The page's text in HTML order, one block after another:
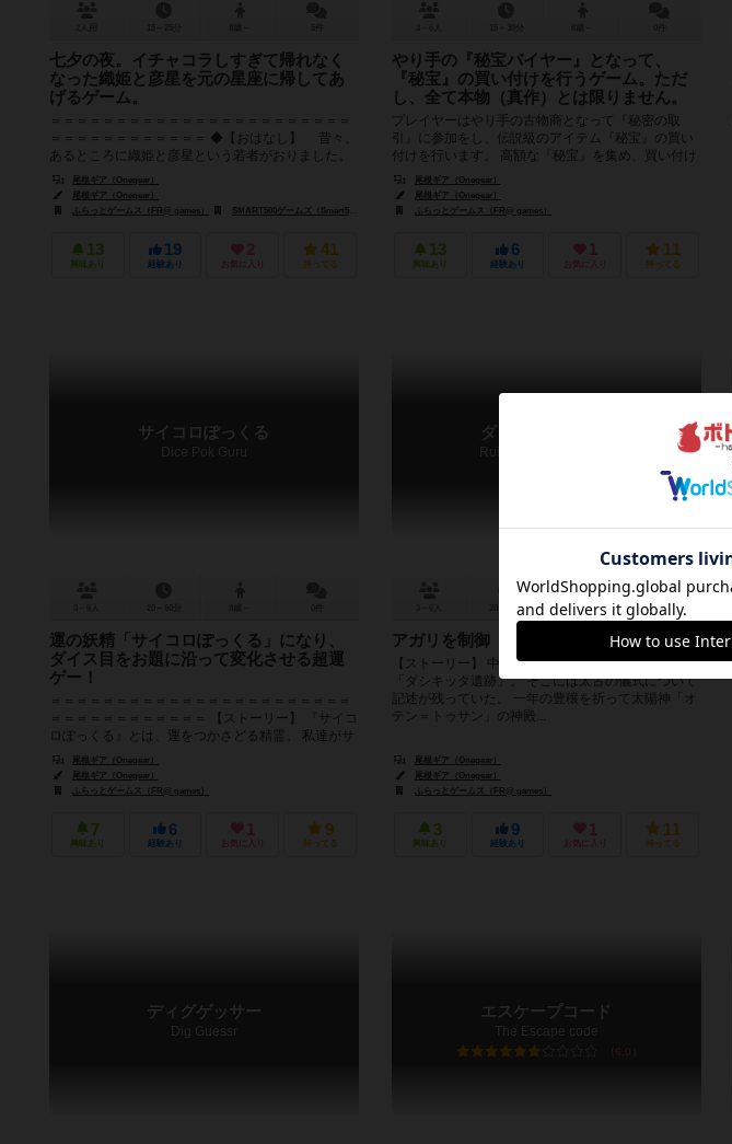
七夕の夜。イチャコラしすぎて帰れなく
なった織姫と彦星を元の星座に帰してあ
げるゲーム。
＝＝＝＝＝＝＝＝＝＝＝＝＝＝＝＝＝＝＝＝＝＝＝
＝＝＝＝＝＝＝＝＝＝＝＝ ◆【おはなし】 昔々、
あるところに織姫と彦星という若者がおりました。
二人はお互いに夫婦（め...
尾根ギア（Onegear）
尾根ギア（Onegear）
ふらっとゲームス（FR@ games）
SMART500ゲームズ（Smart500 Games）
13
興味あり
19
経験あり
2
お気に入り
41
持ってる
やり手の『秘宝バイヤー』となって、
『秘宝』の買い付けを行うゲーム。ただ
し、全て本物（真作）とは限りません。
プレイヤーはやり手の古物商となって『秘密の取
引』に参加をし、伝説級のアイテム『秘宝』の買い
付けを行います。 高額な『秘宝』を集め、買い付け
総額が一番高いプレイヤーが勝者...
尾根ギア（Onegear）
尾根ギア（Onegear）
ふらっとゲームス（FR@ games）
13
興味あり
6
経験あり
1
お気に入り
11
持ってる
サイコロぽっくる
Dice Pok Guru
運の妖精「サイコロぽっくる」になり、
ダイス目をお題に沿って変化させる超運
ゲー！
＝＝＝＝＝＝＝＝＝＝＝＝＝＝＝＝＝＝＝＝＝＝＝
＝＝＝＝＝＝＝＝＝＝＝＝ 【ストーリー】 『サイコ
ロぽっくる』とは、運をつかさどる精霊。 私達がサ
イコロを振った時、出る目...
尾根ギア（Onegear）
尾根ギア（Onegear）
ふらっとゲームス（FR@ games）
7
興味あり
6
経験あり
1
お気に入り
9
持ってる
ダシキッタの遺跡
Ruins of Daash - Quita
20～30分 8歳～ 2件
アガリを制御（コントロール）せよ！
【ストーリー】 中南米で発見された紀元前の遺跡
「ダシキッタ遺跡」。 そこには太古の儀式について
記述が残っていた。 一年の豊穣を祈って太陽神「オ
テン＝トゥサン」の神殿...
尾根ギア（Onegear）
尾根ギア（Onegear）
ふらっとゲームス（FR@ games）
3
興味あり
9
経験あり
1
お気に入り
11
持ってる
ディグゲッサー
Dig Guessr
エスケープコード
The Escape code
6.0